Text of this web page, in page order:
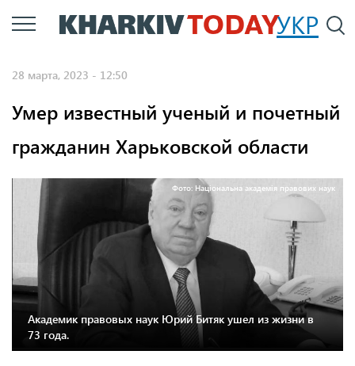
Перейти
к
УКР
28 марта, 2023 - 12:50
Умер известный ученый и почетный
гражданин Харьковской области
Фото: Національна академія правових наук
Академик правовых наук Юрий Битяк ушел из жизни в
73 года.